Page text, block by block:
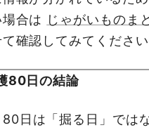
合は じゃがいものま
確認してみてください
80日の結論
80日は「掘る日」では